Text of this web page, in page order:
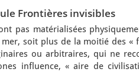
Frontières invisibles
pas matérialisées
soit plus de la moitié des «
ou arbitraires, qui ne
influence, « aire de